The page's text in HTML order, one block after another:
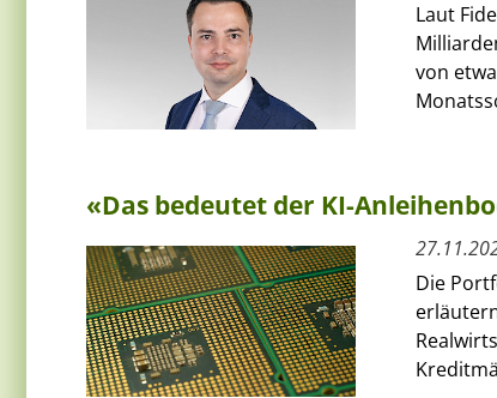
Laut
von
«Das bedeutet der KI-
Die